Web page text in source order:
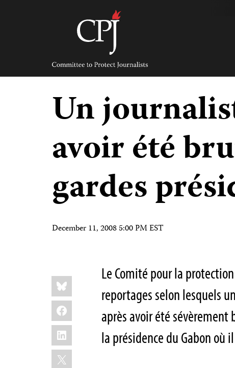
Committee
Protect
Journalists
Un
avoir été
gardes
December 11, 2008 5:00 PM EST
Share
this:
Bluesky
Facebook
LinkedIn
X
Le Comité pour la
reportages selon lesquels
après avoir été sévèrement
la présidence du Gabon où